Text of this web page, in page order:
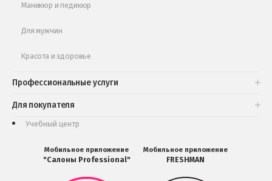
Маникюр и педикюр
Для мужчин
Красота и здоровье
Профессиональные услуги
Для покупателя
Учебный центр
Мобильное приложение
"Салоны Professional"
Мобильное приложение
FRESHMAN